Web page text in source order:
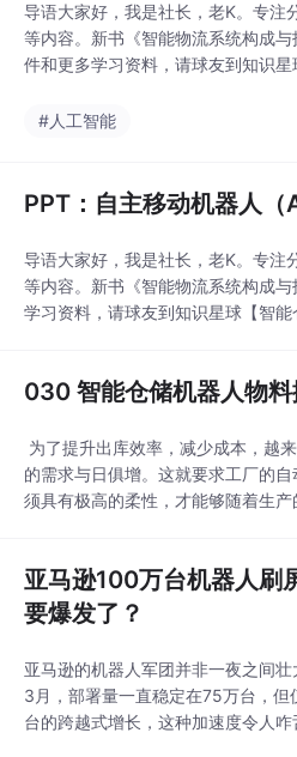
导语大家好，我是社长，老K。专注
等内容。新书《智能物流系统构成
件和更多学习资料，请球友到知识
行业的应用定义：人工智能是模拟
#人工智能
PPT：自主移动机器人（
导语大家好，我是社长，老K。专注
等内容。新书《智能物流系统构成
学习资料，请球友到知识星球【智
控制：AMR通过路径规划、全向轮
030 智能仓储机器人物料
为了提升出库效率，减少成本，越
的需求与日俱增。这就要求工厂的
须具有极高的柔性，才能够随着生
特点。这里我也想从自己的角度谈谈
运的更高效。物料单元容量自动搬运...
亚马逊100万台机器人刷
要爆发了？
亚马逊的机器人军团并非一夜之间
3月，部署量一直稳定在75万台，
台的跨越式增长，这种加速度令人